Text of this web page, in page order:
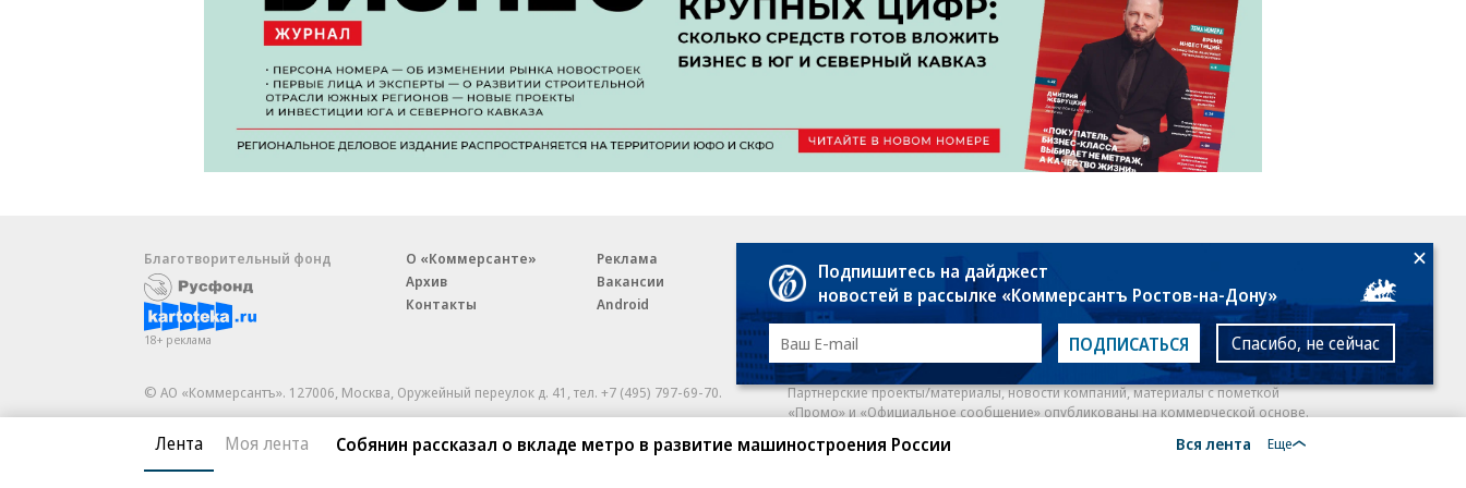
Лента Моя лента Собянин рассказал о вкладе метро в развитие машиностроения России Вся лента Еще
Благотворительный фонд
18+ реклама
О «Коммерсанте»
Архив
Контакты
Реклама
Вакансии
Android
Правовая информация
E-mail рассылки
© АО «Коммерсантъ». 127006, Москва, Оружейный переулок д. 41,тел. +7 (495) 797-69-70.
Сетевое издание «Коммерсантъ» (доменное имя сайта: kommersant.ru) зарегистрировано
Федеральной службой по надзору в сфере связи, информационных технологий
Партнерские проекты/материалы, новости компаний, материалы с пометкой
«Промо» и «Официальное сообщение» опубликованы на коммерческой основе.
На kommersant.ru применяются рекомендательные технологии. Подробнее
Подпишитесь на дайджест
новостей в рассылке «Коммерсантъ Ростов-на-Дону»
ПОДПИСАТЬСЯ Спасибо, не сейчас